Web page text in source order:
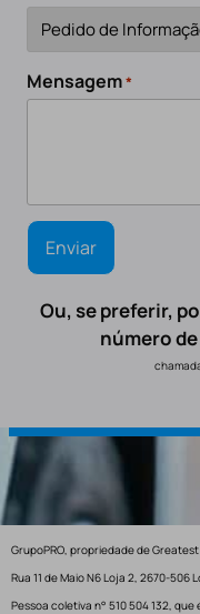
Mensagem*
Ou, se preferir,
número
GrupoPRO, propriedade de
Rua 11 de Maio N6 Loja 2, 2670-506
Pessoa coletiva n° 510 504 132,